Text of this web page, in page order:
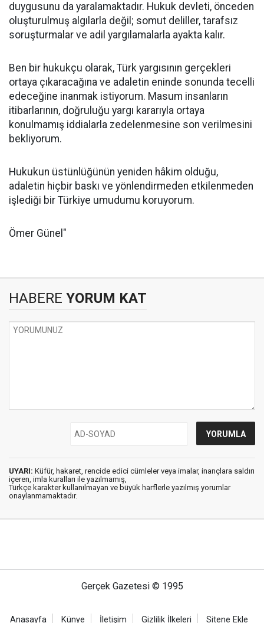
duygusunu da yaralamaktadır. Hukuk devleti, önceden
oluşturulmuş algılarla değil; somut deliller, tarafsız
soruşturmalar ve adil yargılamalarla ayakta kalır.
Ben bir hukukçu olarak, Türk yargısının gerçekleri
ortaya çıkaracağına ve adaletin eninde sonunda tecelli
edeceğine inanmak istiyorum. Masum insanların
itibarlarının, doğruluğu yargı kararıyla ortaya
konulmamış iddialarla zedelenmesine son verilmesini
bekliyorum.
Hukukun üstünlüğünün yeniden hâkim olduğu,
adaletin hiçbir baskı ve yönlendirmeden etkilenmeden
işlediği bir Türkiye umudumu koruyorum.
Ömer Günel"
HABERE YORUM KAT
UYARI: Küfür, hakaret, rencide edici cümleler veya imalar, inançlara saldırı
içeren, imla kuralları ile yazılmamış,
Türkçe karakter kullanılmayan ve büyük harflerle yazılmış yorumlar
onaylanmamaktadır.
Gerçek Gazetesi © 1995
Anasayfa Künye İletişim Gizlilik İlkeleri Sitene Ekle